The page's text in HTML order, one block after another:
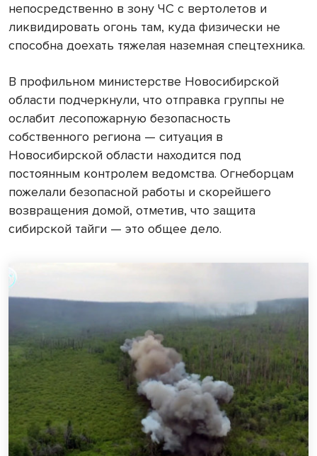
непосредственно в зону ЧС с вертолетов и
ликвидировать огонь там, куда физически не
способна доехать тяжелая наземная спецтехника.
В профильном министерстве Новосибирской
области подчеркнули, что отправка группы не
ослабит лесопожарную безопасность
собственного региона — ситуация в
Новосибирской области находится под
постоянным контролем ведомства. Огнеборцам
пожелали безопасной работы и скорейшего
возвращения домой, отметив, что защита
сибирской тайги — это общее дело.